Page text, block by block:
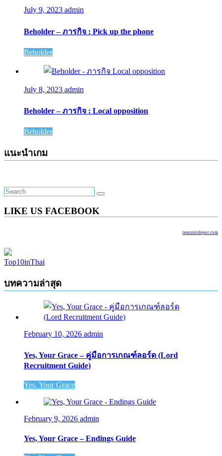
July 9, 2023 admin
Beholder – ภารกิจ : Pick up the phone
Beholder
July 8, 2023 admin
Beholder – ภารกิจ : Local opposition
Beholder
แนะนำเกม
LIKE US FACEBOOK
tensunitdepot.com
Top10inThai
บทความล่าสุด
February 10, 2026 admin
Yes, Your Grace – คู่มือการเกณฑ์ลอร์ด (Lord
Recruitment Guide)
Yes, Your Grace
February 9, 2026 admin
Yes, Your Grace – Endings Guide